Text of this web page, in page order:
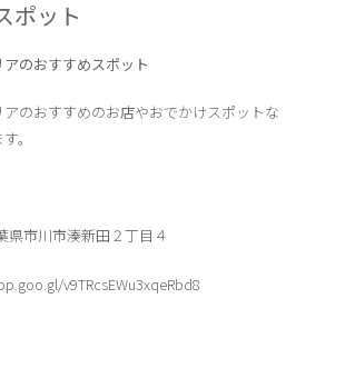
ポット
のおすすめスポット
のおすすめのお店やおでかけスポットな
。
県市川市湊新田２丁目４
v9TRcsEWu3xqeRbd8